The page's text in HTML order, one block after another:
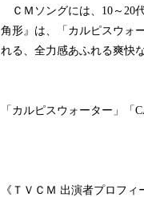
ＣＭソングには、10～20
角形』は、「カルピスウォ
れる、全力感あふれる爽快
「カルピスウォーター」「
《ＴＶＣＭ 出演者プロフィ